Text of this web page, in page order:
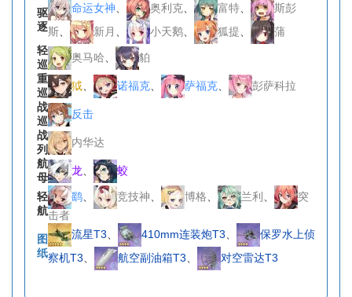
驱
逐
命运女神 奥利克 富特
斯彭
斯
新月 小天鹅 狐提
蒲
轻
巡
奥马哈
貃
重
巡
狘 诺福克 萨福克
彭萨科拉
战
巡
反击
战
列
内华达
航
母
龙 蛟
轻
航
鹞 竞技神 博格 兰利
突
击者
图
纸
流星T3 410mm连装炮T3
保罗水上侦
察机T3
航空副油箱T3 对空雷达T3